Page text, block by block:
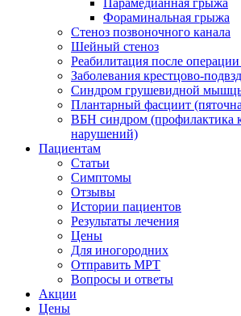
Парамедианная грыжа
Фораминальная грыжа
Стеноз позвоночного канала
Шейный стеноз
Реабилитация после
Заболевания крест­цово-
Синдром грушевидной
Плантарный фасциит
ВБН синдром (профи­лактика
нарушений)
Пациентам
Статьи
Симптомы
Отзывы
Истории пациентов
Результаты лечения
Цены
Для иногородних
Отправить МРТ
Вопросы и ответы
Акции
Цены